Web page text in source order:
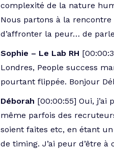
complexité de la nature
Nous partons à la
d’affronter la peur… de
Sophie – Le Lab RH
Londres, People success
pourtant flippée. Bonjour
Déborah [00:00:55] Oui, j’ai
même parfois des
soient faites etc, en étant
de timing. J’ai peur d’être